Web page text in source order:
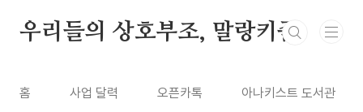
우리들의 상호부조, 말랑키즘
홈 사업 달력 오픈카톡 아나키스트 도서관